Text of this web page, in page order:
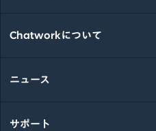
Chatworkについて
ニュース
サポート